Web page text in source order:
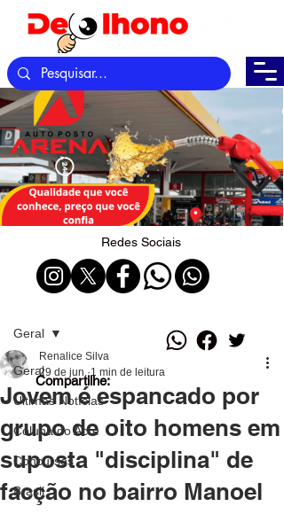
Redes Sociais
Geral
Últimas Notícias
Coluna do Acre
Concursos
Brasil
Geral
Jovem é espancado por
grupo de oito homens em
suposta "disciplina" de
facção no bairro Manoel
Renalice Silva
29 de jun. 1 min de leitura
Compartilhe: